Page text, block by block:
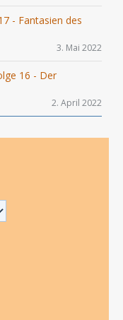
- Fantasien des
3. Mai 2022
16 - Der
2. April 2022